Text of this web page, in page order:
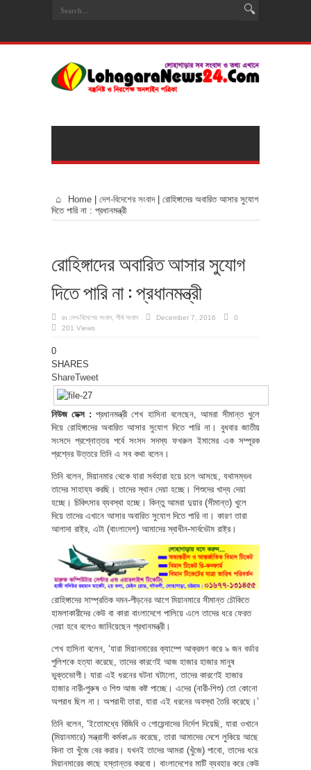
Home দেশ-বিদেশের সংবাদ
রোহিঙ্গাদের অবারিত আসার সুযোগ
দিতে পারি না : প্রধানমন্ত্রী
রোহিঙ্গাদের অবারিত আসার সুযোগ
দিতে পারি না : প্রধানমন্ত্রী
in দেশ-বিদেশের সংবাদ শীর্ষ সংবাদ December 7, 2016
0
201 Views
0
SHARES
ShareTweet
নিউজ ডেক্স : প্রধানমন্ত্রী শেখ হাসিনা বলেছেন, আমরা সীমান্ত খুলে
দিয়ে রোহিঙ্গাদের অবারিত আসার সুযোগ দিতে পারি না। বুধবার জাতীয়
সংসদে প্রশ্নোত্তর পর্বে সংসদ সদস্য ফখরুল ইমামের এক সম্পূরক
প্রশ্নের উত্তরে তিনি এ সব কথা বলেন।
তিনি বলেন, মিয়ানমার থেকে যারা সর্বহারা হয়ে চলে আসছে, যথাসম্ভব
তাদের সাহায্য করছি। তাদের স্থান দেয়া হচ্ছে। শিশুদের খাদ্য দেয়া
হচ্ছে। চিকিৎসার ব্যবস্থা হচ্ছে। কিন্তু আমরা দুয়ার (সীমান্ত) খুলে
দিয়ে তাদের এখানে আসার অবারিত সুযোগ দিতে পারি না। কারণ তারা
আলাদা রাষ্ট্র, এটা (বাংলাদেশ) আমাদের স্বাধীন-সার্বভৌম রাষ্ট্র।
রোহিঙ্গাদের সাম্প্রতিক দমন-পীড়নের আগে মিয়ানমারে সীমান্ত চৌকিতে
হামলাকারীদের কেউ বা কারা বাংলাদেশে পালিয়ে এলে তাদের ধরে ফেরত
দেয়া হবে বলেও জানিয়েছেন প্রধানমন্ত্রী।
শেখ হাসিনা বলেন, ‘যারা মিয়ানমারের ক্যাম্পে আক্রমণ করে ৯ জন বর্ডার
পুলিশকে হত্যা করেছে, তাদের কারণেই আজ হাজার হাজার মানুষ
ভুক্তভোগী। যারা এই ধরনের ঘটনা ঘটালো, তাদের কারণেই হাজার
হাজার নারী-পুরুষ ও শিশু আজ কষ্ট পাচ্ছে। এদের (নারী-শিশু) তো কোনো
অপরাধ ছিল না। অপরাধী তারা, যারা এই ধরনের অবস্থা তৈরি করেছে।’
তিনি বলেন, ‘ইতোমধ্যে বিজিবি ও গোয়েন্দাদের নির্দেশ দিয়েছি, যারা ওখানে
(মিয়ানমারে) সন্ত্রাসী কর্মকাণ্ড করেছে, তারা আমাদের দেশে লুকিয়ে আছে
কিনা তা খুঁজে বের করার। যখনই তাদের আমরা (খুঁজে) পাবো, তাদের ধরে
মিয়ানমারের কাছে হস্তান্তর করবো। বাংলাদেশের মাটি ব্যবহার করে কেউ